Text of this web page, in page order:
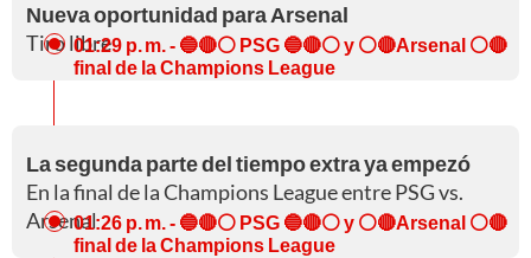
Nueva oportunidad para Arsenal
Tiro libre01:29 p. m.- 🔵🔴⚪ PSG 🔵🔴⚪ y ⚪🔴Arsenal ⚪🔴
final de la Champions League
La segunda parte del tiempo extra ya empezó
En la final de la Champions League entre PSG vs.
Arsenal01:26 p. m.- 🔵🔴⚪ PSG 🔵🔴⚪ y ⚪🔴Arsenal ⚪🔴
final de la Champions League